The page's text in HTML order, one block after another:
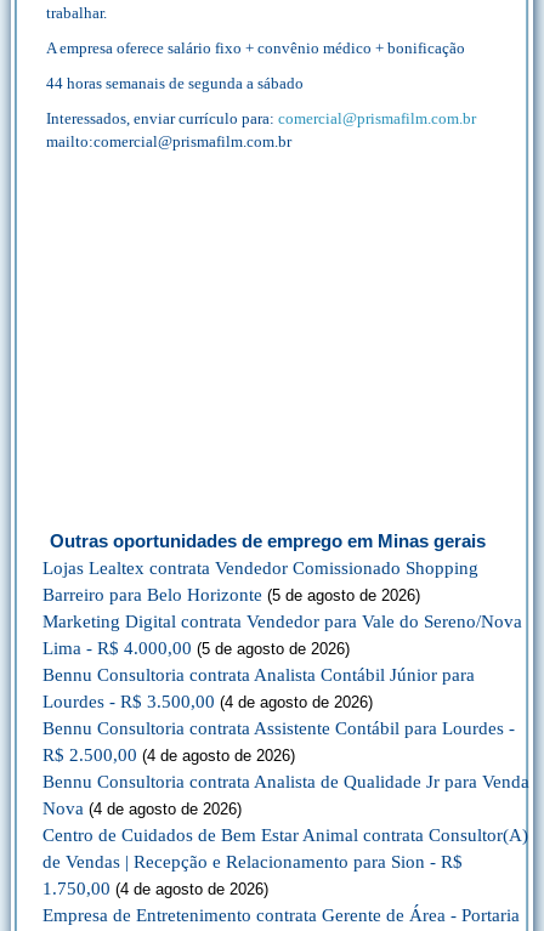
trabalhar.
A empresa oferece salário fixo + convênio médico + bonificação
44 horas semanais de segunda a sábado
Interessados, enviar currículo para: comercial@prismafilm.com.br
mailto:comercial@prismafilm.com.br
Outras oportunidades de emprego em Minas gerais
Lojas Lealtex contrata Vendedor Comissionado Shopping
Barreiro para Belo Horizonte (5 de agosto de 2026)
Marketing Digital contrata Vendedor para Vale do Sereno/Nova
Lima - R$ 4.000,00 (5 de agosto de 2026)
Bennu Consultoria contrata Analista Contábil Júnior para
Lourdes - R$ 3.500,00 (4 de agosto de 2026)
Bennu Consultoria contrata Assistente Contábil para Lourdes -
R$ 2.500,00 (4 de agosto de 2026)
Bennu Consultoria contrata Analista de Qualidade Jr para Venda
Nova (4 de agosto de 2026)
Centro de Cuidados de Bem Estar Animal contrata Consultor(A)
de Vendas | Recepção e Relacionamento para Sion - R$
1.750,00 (4 de agosto de 2026)
Empresa de Entretenimento contrata Gerente de Área - Portaria